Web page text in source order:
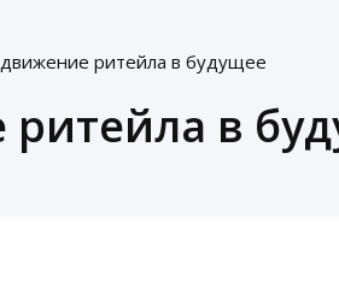
ритейла в будущее
в